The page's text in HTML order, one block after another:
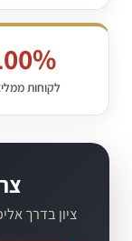
לקוחות
ציון בדרך